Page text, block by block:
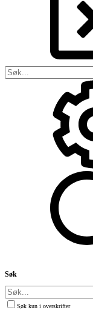
Søk
Søk kun i overskrifter